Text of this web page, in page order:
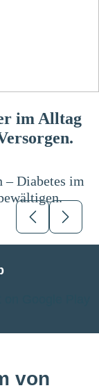
im Alltag
– Diabetes im
von